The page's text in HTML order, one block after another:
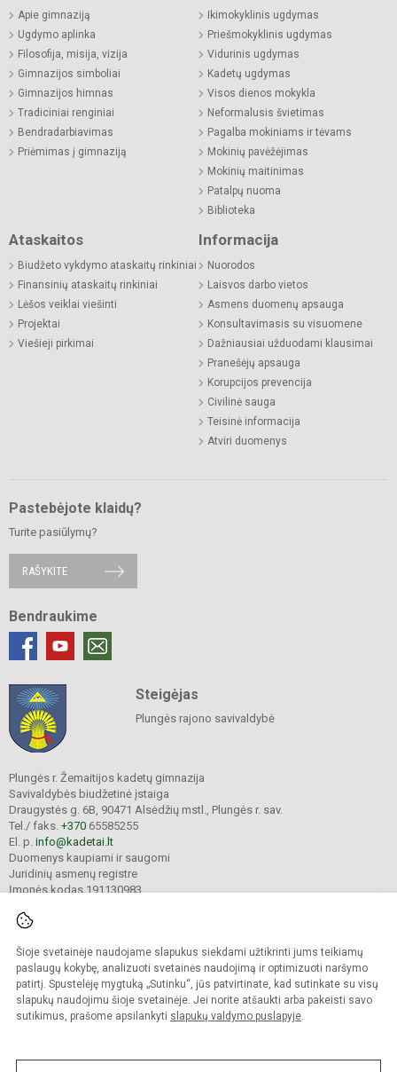
Šioje svetainėje naudojame slapukus siekdami užtikrinti jums teikiamų
paslaugų kokybę, analizuoti svetainės naudojimą ir optimizuoti naršymo
patirtį. Spustelėję mygtuką „Sutinku“, jūs patvirtinate, kad sutinkate su visų
slapukų naudojimu šioje svetainėje. Jei norite atšaukti arba pakeisti savo
sutikimus, prašome apsilankyti slapukų valdymo puslapyje.
Apie gimnaziją
Ugdymo aplinka
Filosofija, misija, vizija
Gimnazijos simboliai
Gimnazijos himnas
Tradiciniai renginiai
Bendradarbiavimas
Priėmimas į gimnaziją
Ikimokyklinis ugdymas
Priešmokyklinis ugdymas
Vidurinis ugdymas
Kadetų ugdymas
Visos dienos mokykla
Neformalusis švietimas
Pagalba mokiniams ir tėvams
Mokinių pavėžėjimas
Mokinių maitinimas
Patalpų nuoma
Biblioteka
Ataskaitos
Biudžeto vykdymo ataskaitų rinkiniai
Finansinių ataskaitų rinkiniai
Lėšos veiklai viešinti
Projektai
Viešieji pirkimai
Informacija
Nuorodos
Laisvos darbo vietos
Asmens duomenų apsauga
Konsultavimasis su visuomene
Dažniausiai užduodami klausimai
Pranešėjų apsauga
Korupcijos prevencija
Civilinė sauga
Teisinė informacija
Atviri duomenys
Pastebėjote klaidų?
Turite pasiūlymų?
RAŠYKITE
Bendraukime
Steigėjas
Plungės rajono savivaldybė
Plungės r. Žemaitijos kadetų gimnazija
Savivaldybės biudžetinė įstaiga
Draugystės g. 6B, 90471 Alsėdžių mstl., Plungės r. sav.
Tel./ faks. +370 65585255
El. p. info@kadetai.lt
Duomenys kaupiami ir saugomi
Juridinių asmenų registre
Įmonės kodas 191130983
© 2025. Plungės r. Žemaitijos kadetų gimnazija. Visos teisės saugomos.
Kopijuoti turinį be raštiško įstaigos administracijos sutikimo griežtai draudžiama.
Prieinamumo paraiška Slapukų valdymas
Sumanus būdas atnaujinti